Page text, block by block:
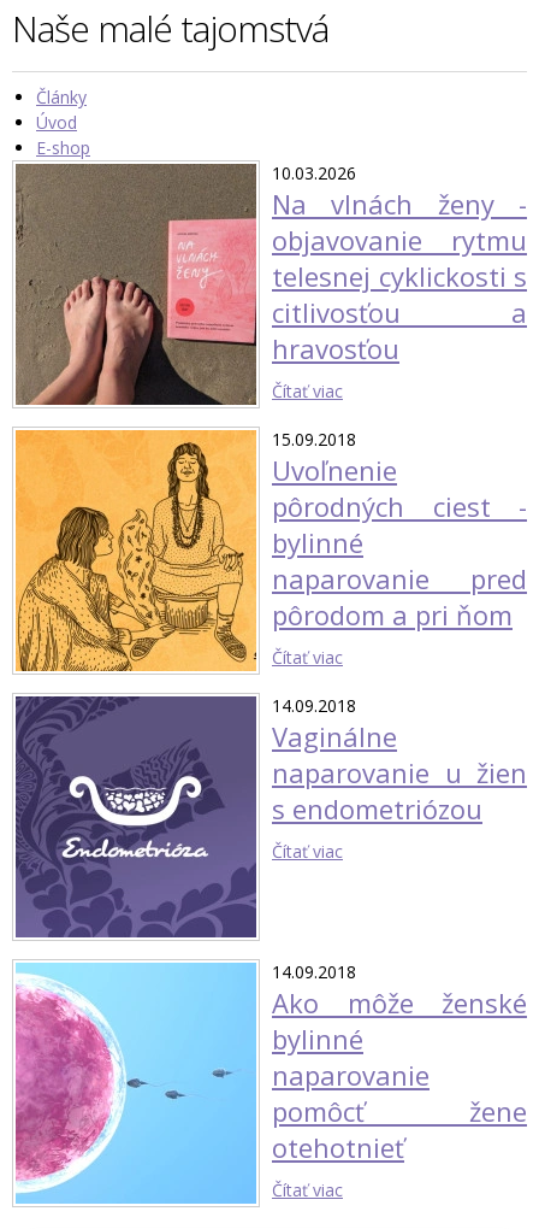
Naše malé tajomstvá
Články
Úvod
E-shop
10.03.2026
Na vlnách ženy -
objavovanie rytmu
telesnej cyklickosti s
citlivosťou a
hravosťou
Čítať viac
15.09.2018
Uvoľnenie
pôrodných ciest -
bylinné
naparovanie pred
pôrodom a pri ňom
Čítať viac
14.09.2018
Vaginálne
naparovanie u žien
s endometriózou
Čítať viac
14.09.2018
Ako môže ženské
bylinné
naparovanie
pomôcť žene
otehotnieť
Čítať viac